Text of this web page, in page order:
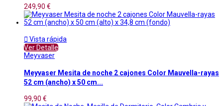
249,90 €
 Vista rápida
Ver Detalle
Meyvaser
Meyvaser Mesita de noche 2 cajones Color Mauvella-rayas
52 cm (ancho) x 50 cm...
99,90 €